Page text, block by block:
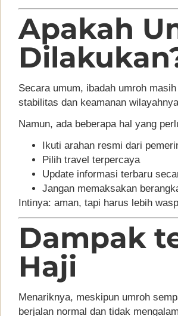
Apakah
Secara umum, ibadah umroh
stabilitas dan keamanan
Namun, ada beberapa hal yang
Ikuti arahan resmi dari
Pilih travel terpercaya
Update informasi terbaru
Jangan memaksakan
Intinya: aman, tapi harus lebih
Dampak
Haji
Menariknya, meskipun umroh
berjalan normal dan tidak